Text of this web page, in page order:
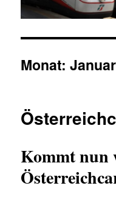
Monat:
Kommt nun